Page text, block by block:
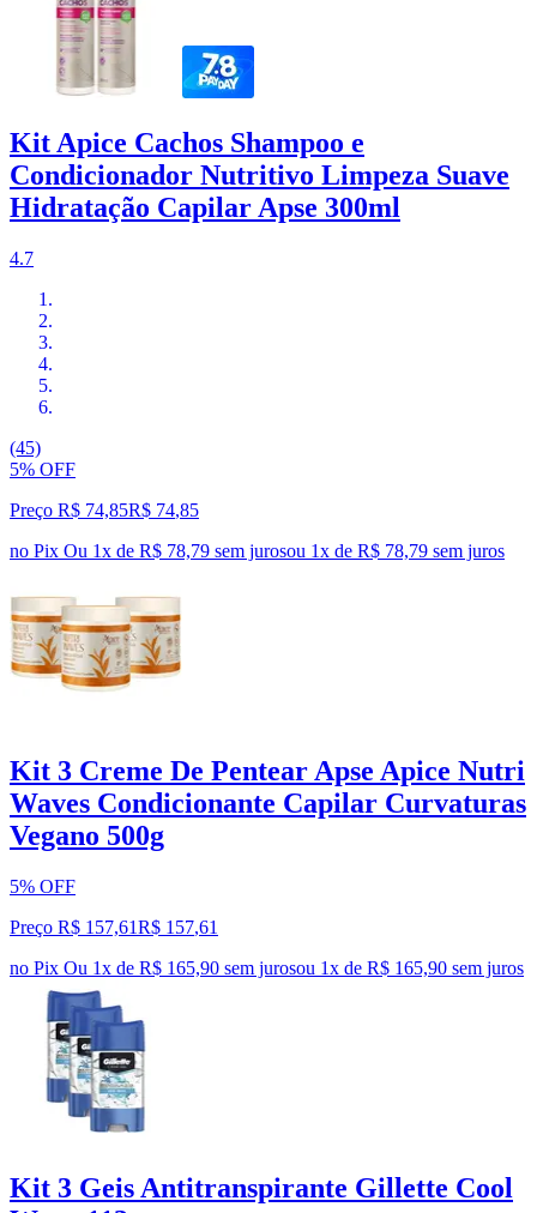
Kit Apice Cachos Shampoo e
Condicionador Nutritivo Limpeza Suave
Hidratação Capilar Apse 300ml
4.7
(45)
5% OFF
Preço R$ 74,85R$ 74,85
no Pix Ou 1x de R$ 78,79 sem jurosou 1x de R$ 78,79 sem juros
Kit 3 Creme De Pentear Apse Apice Nutri
Waves Condicionante Capilar Curvaturas
Vegano 500g
5% OFF
Preço R$ 157,61R$ 157,61
no Pix Ou 1x de R$ 165,90 sem jurosou 1x de R$ 165,90 sem juros
Kit 3 Geis Antitranspirante Gillette Cool